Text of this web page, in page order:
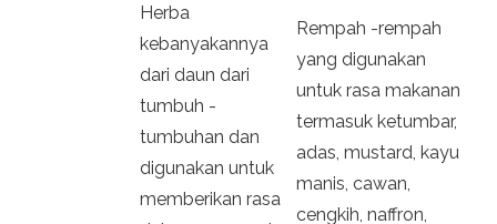
Herba
kebanyakannya
dari daun dari
tumbuh -
tumbuhan dan
digunakan untuk
memberikan rasa
Rempah -rempah
yang digunakan
untuk rasa makanan
termasuk ketumbar,
adas, mustard, kayu
manis, cawan,
cengkih, naffron,